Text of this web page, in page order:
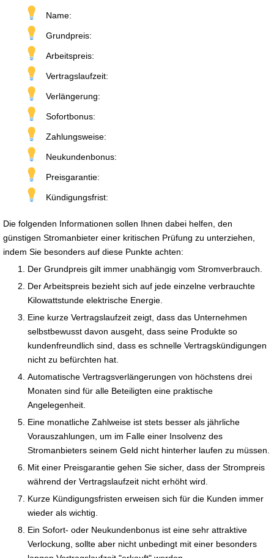
Name:
Grundpreis:
Arbeitspreis:
Vertragslaufzeit:
Verlängerung:
Sofortbonus:
Zahlungsweise:
Neukundenbonus:
Preisgarantie:
Kündigungsfrist:
Die folgenden Informationen sollen Ihnen dabei helfen, den
günstigen Stromanbieter einer kritischen Prüfung zu unterziehen,
indem Sie besonders auf diese Punkte achten:
Der Grundpreis gilt immer unabhängig vom Stromverbrauch.
Der Arbeitspreis bezieht sich auf jede einzelne verbrauchte
Kilowattstunde elektrische Energie.
Eine kurze Vertragslaufzeit zeigt, dass das Unternehmen
selbstbewusst davon ausgeht, dass seine Produkte so
kundenfreundlich sind, dass es schnelle Vertragskündigungen
nicht zu befürchten hat.
Automatische Vertragsverlängerungen von höchstens drei
Monaten sind für alle Beteiligten eine praktische
Angelegenheit.
Eine monatliche Zahlweise ist stets besser als jährliche
Vorauszahlungen, um im Falle einer Insolvenz des
Stromanbieters seinem Geld nicht hinterher laufen zu müssen.
Mit einer Preisgarantie gehen Sie sicher, dass der Strompreis
während der Vertragslaufzeit nicht erhöht wird.
Kurze Kündigungsfristen erweisen sich für die Kunden immer
wieder als wichtig.
Ein Sofort- oder Neukundenbonus ist eine sehr attraktive
Verlockung, sollte aber nicht unbedingt mit einer besonders